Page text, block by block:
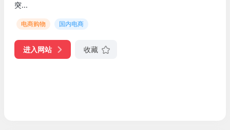
突...
电商购物 国内电商
进入网站 收藏